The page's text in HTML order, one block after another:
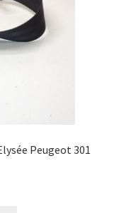
Peugeot 301